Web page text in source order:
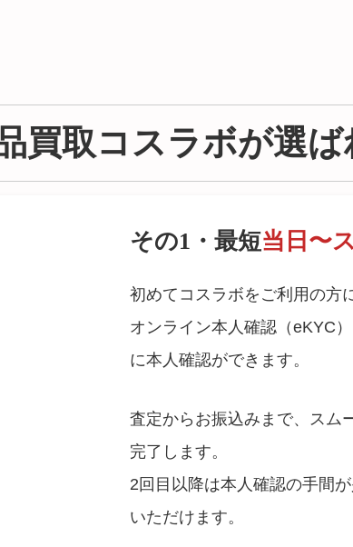
買取コスラボが選ば
その1・最短当日〜
初めてコスラボをご利用の方
オンライン本人確認（eKYC
に本人確認ができます。
査定からお振込みまで、スム
完了します。
2回目以降は本人確認の手間
いただけます。